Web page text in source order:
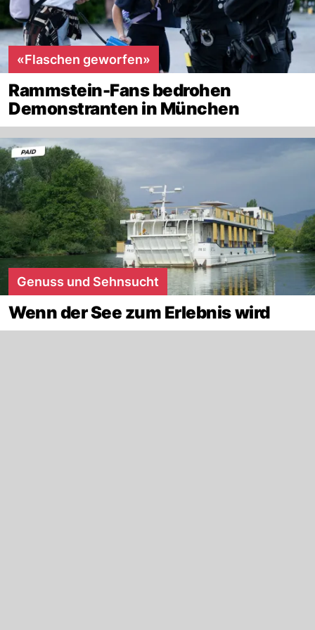
«Flaschen geworfen»
Rammstein-Fans bedrohen
Demonstranten in München
Genuss und Sehnsucht
Wenn der See zum Erlebnis wird